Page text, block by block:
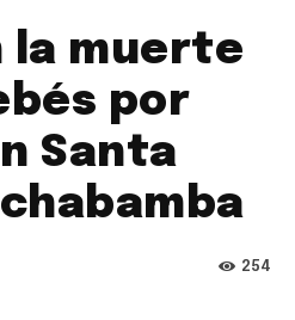
la muerte
por
Santa
254